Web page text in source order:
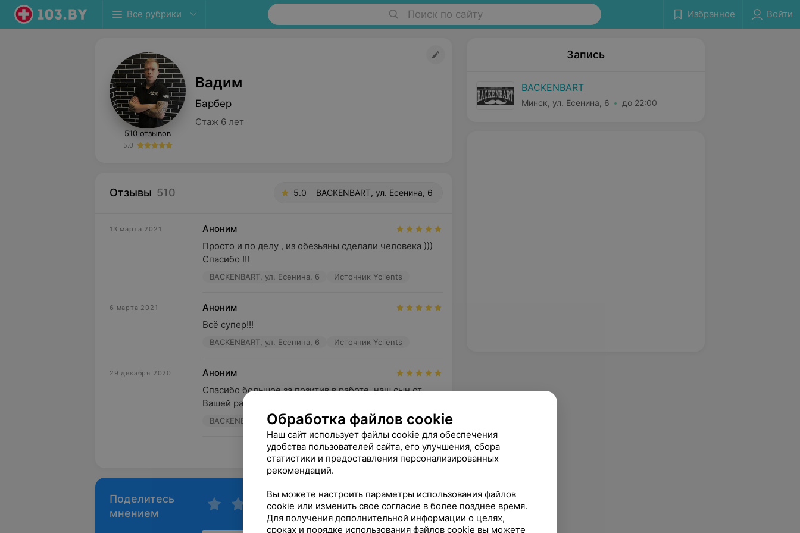
Все рубрики Поиск по сайту Избранное Войти
510 отзывов
5.0
Вадим
Барбер
Стаж 6 лет
Отзывы 510 5.0 BACKENBART, ул. Есенина, 6
13 марта 2021
Аноним
Просто и по делу , из обезьяны сделали человека )))
Спасибо !!!
BACKENBART, ул. Есенина, 6 Источник Yclients
6 марта 2021
Аноним
Всё супер!!!
BACKENBART, ул. Есенина, 6 Источник Yclients
29 декабря 2020
Аноним
Спасибо большое за позитив в работе, наш сын от
Вашей работы в восторге
BACKENBART, ул. Есенина, 6 Источник Yclients
Показать ещё
Поделитесь
мнением
Запись
BACKENBART
Минск, ул. Есенина, 6 до 22:00
Обработка файлов cookie
Наш сайт использует файлы cookie для обеспечения
удобства пользователей сайта, его улучшения, сбора
статистики и предоставления персонализированных
рекомендаций.
Вы можете настроить параметры использования файлов
cookie или изменить свое согласие в более позднее время.
Для получения дополнительной информации о целях,
сроках и порядке использования файлов cookie вы можете